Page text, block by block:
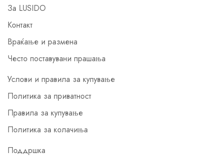
За LUSIDO
Контакт
Враќање и размена
Често поставувани прашања
Услови и правила за купување
Политика за приватност
Правила за купување
Политика за колачиња
Поддршка